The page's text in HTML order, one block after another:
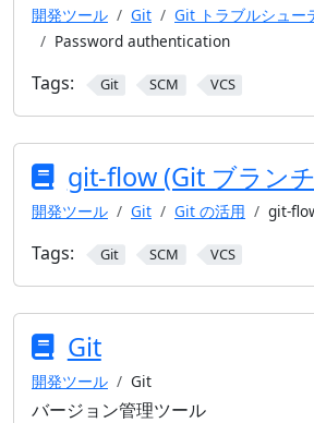
開発ツール Git
Git トラブルシュー
Password authentication
Tags: Git SCM VCS
git-flow (Git ブラン
開発ツール Git Git の活用 git-
Tags: Git SCM VCS
Git
開発ツール Git
バージョン管理ツール